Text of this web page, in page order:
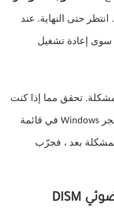
. انتظر حتى النهاية. عند
سوى إعادة تشغيل
تحقق مما إذا كنت
قادرًا على تحديد موقع متجر Windows في قائمة
بعد ، فجرّب